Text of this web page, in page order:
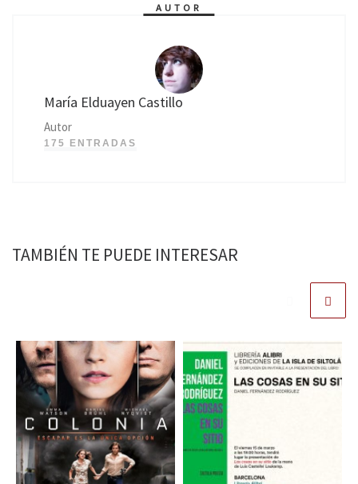
AUTOR
María Elduayen Castillo
Autor
175 ENTRADAS
TAMBIÉN TE PUEDE INTERESAR